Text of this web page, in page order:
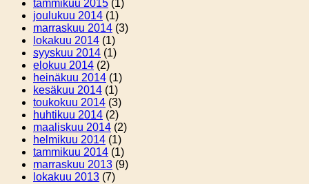
tammikuu 2015 (1)
joulukuu 2014 (1)
marraskuu 2014 (3)
lokakuu 2014 (1)
syyskuu 2014 (1)
elokuu 2014 (2)
heinäkuu 2014 (1)
kesäkuu 2014 (1)
toukokuu 2014 (3)
huhtikuu 2014 (2)
maaliskuu 2014 (2)
helmikuu 2014 (1)
tammikuu 2014 (1)
marraskuu 2013 (9)
lokakuu 2013 (7)